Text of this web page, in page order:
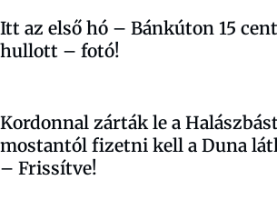
Itt az első hó – Bánkúton 15
hullott – fotó!
Kordonnal zárták le a
mostantól fizetni kell a Duna
– Frissítve!